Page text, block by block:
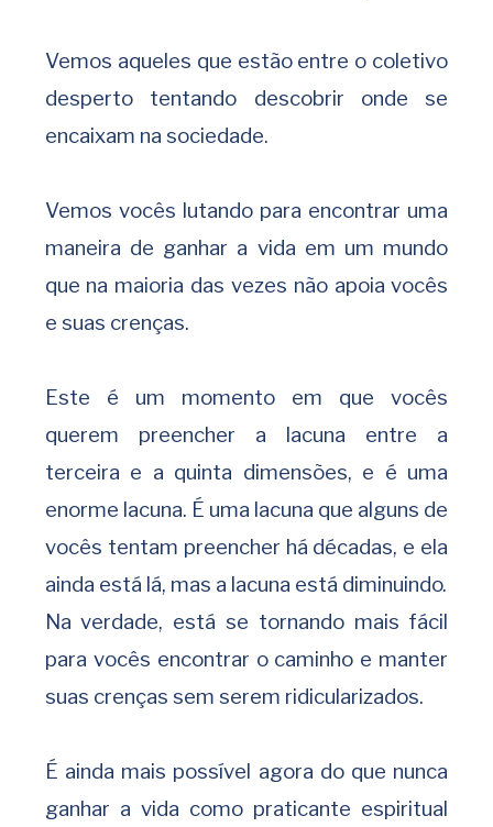
Vemos aqueles que estão entre o coletivo
desperto tentando descobrir onde se
encaixam na sociedade.
Vemos vocês lutando para encontrar uma
maneira de ganhar a vida em um mundo
que na maioria das vezes não apoia vocês
e suas crenças.
Este é um momento em que vocês
querem preencher a lacuna entre a
terceira e a quinta dimensões, e é uma
enorme lacuna. É uma lacuna que alguns de
vocês tentam preencher há décadas, e ela
ainda está lá, mas a lacuna está diminuindo.
Na verdade, está se tornando mais fácil
para vocês encontrar o caminho e manter
suas crenças sem serem ridicularizados.
É ainda mais possível agora do que nunca
ganhar a vida como praticante espiritual